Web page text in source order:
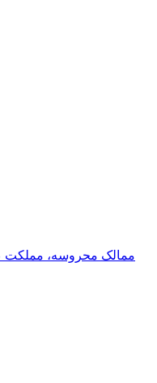
ممالک محروسه، مملکت